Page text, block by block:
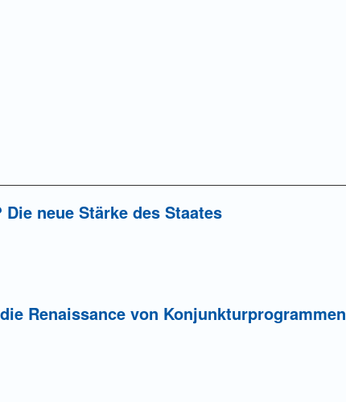
neue Stärke des Staates
Renaissance von Konjunkturprogrammen